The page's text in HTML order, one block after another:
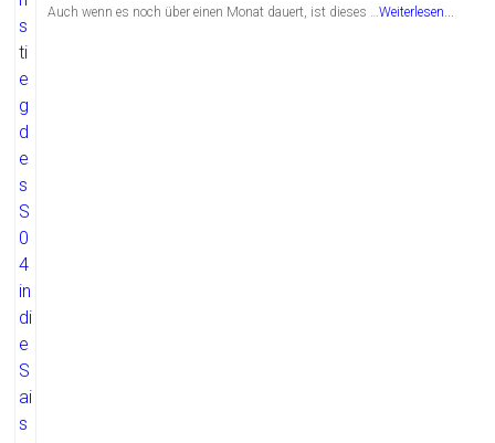
Auch wenn es noch über einen Monat dauert, ist dieses …Weiterlesen...